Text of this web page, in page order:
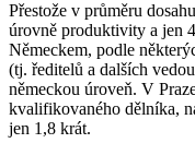
Přestože v průměru
úrovně produktivity a jen
Německem, podle
(tj. ředitelů a dalších
německou úroveň. V
kvalifikovaného dělníka,
jen 1,8 krát.